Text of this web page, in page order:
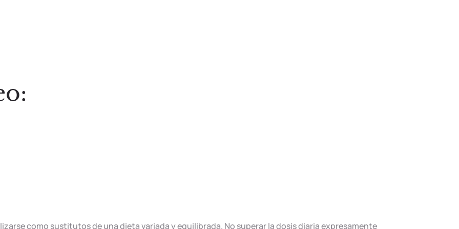
como sustitutos de una dieta variada y equilibrada. No superar la dosis diaria expresamente